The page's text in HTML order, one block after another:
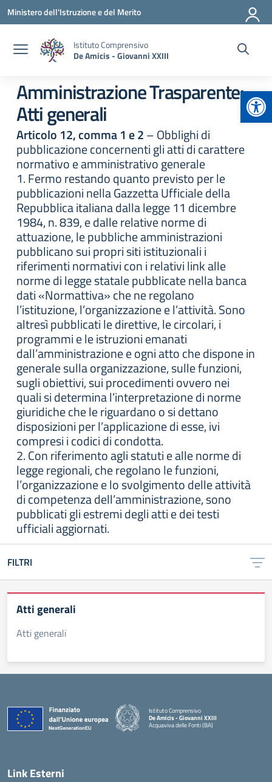
Vai ai contenuti
Vai al menu di navigazione
Vai al footer
Ministero dell'Istruzione e del Merito
Istituto Comprensivo
De Amicis - Giovanni XXIII
Amministrazione Trasparente:
Atti generali
Articolo 12, comma 1 e 2– Obblighi di
pubblicazione concernenti gli atti di carattere
normativo e amministrativo generale
1. Fermo restando quanto previsto per le
pubblicazioni nella Gazzetta Ufficiale della
Repubblica italiana dalla legge 11 dicembre
1984, n. 839, e dalle relative norme di
attuazione, le pubbliche amministrazioni
pubblicano sui propri siti istituzionali i
riferimenti normativi con i relativi link alle
norme di legge statale pubblicate nella banca
dati «Normattiva» che ne regolano
l’istituzione, l’organizzazione e l’attività. Sono
altresì pubblicati le direttive, le circolari, i
programmi e le istruzioni emanati
dall’amministrazione e ogni atto che dispone in
generale sulla organizzazione, sulle funzioni,
sugli obiettivi, sui procedimenti ovvero nei
quali si determina l’interpretazione di norme
giuridiche che le riguardano o si dettano
disposizioni per l’applicazione di esse, ivi
compresi i codici di condotta.
2. Con riferimento agli statuti e alle norme di
legge regionali, che regolano le funzioni,
l’organizzazione e lo svolgimento delle attività
di competenza dell’amministrazione, sono
pubblicati gli estremi degli atti e dei testi
ufficiali aggiornati.
FILTRI
Atti generali
Atti generali
Istituto Comprensivo
De Amicis - Giovanni XXIII
Acquaviva delle Fonti (BA)
— Visita la pagina iniziale della scuola
Link Esterni